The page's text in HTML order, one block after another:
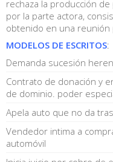
rechaza la producción
por la parte actora,
obtenido en una reunión
MODELOS DE ESCRITOS:
Demanda sucesión
Contrato de donación y
de dominio. poder
Apela auto que no da
Vendedor intima a
automóvil